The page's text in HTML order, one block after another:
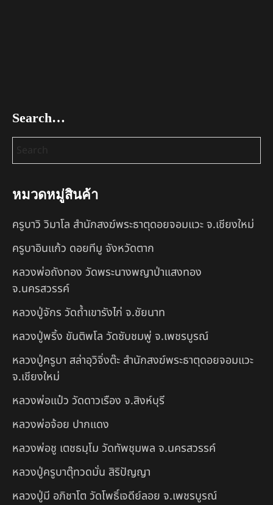
Search…
หมวดหมู่สินค้า
ครูบาวิ วิมาโล สำนักสงฆ์พระธาตุดอยจอมแวะ จ.เชียงใหม่
ครูบาอินแก้ว ดอยทีมู จังหวัดตาก
หลวงพ่อถังทอง วัดพระนางพญาป่าแสงทอง
จ.นครสวรรค์
หลวงปู่จักร วัดถ้ำเขารังไก่ จ.ชัยนาท
หลวงปู่พริ้ง ขันติพโล วัดซับชมพู่ จ.เพชรบูรณ์
หลวงปู่ครูบา สล่าอุวิจิ่งต๊ะ สำนักสงฆ์พระธาตุดอยจอมแวะ
จ.เชียงใหม่
หลวงพ่อแป๋ว วัดดาวเรือง จ.สิงห์บุรี
หลวงพ่อจ้อย ปากแดง
หลวงพ่อชู เตชธมฺโม วัดทัพชุมพล จ.นครสวรรค์
หลวงปู่ครูบาตุ๊ทวดมั่น สิริปัญญา
หลวงปู่มี อภิชาโต วัดโพธิ์เจดีย์ลอย จ.เพชรบูรณ์